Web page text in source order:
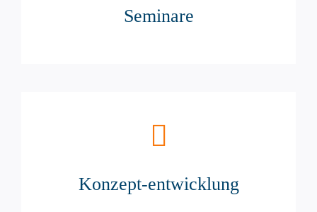
Seminare
Konzept-entwicklung